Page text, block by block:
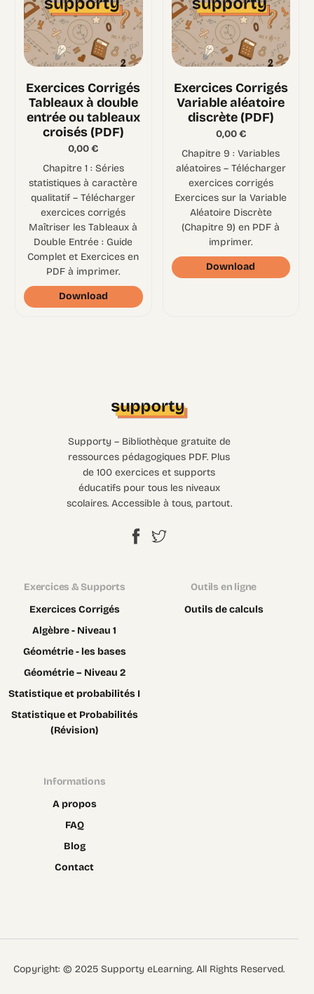
Exercices Corrigés
Tableaux à double
entrée ou tableaux
croisés (PDF)
0,00€
Chapitre 1 : Séries
statistiques à caractère
qualitatif – Télécharger
exercices corrigés
Maîtriser les Tableaux à
Double Entrée : Guide
Complet et Exercices en
PDF à imprimer.
Download
Exercices Corrigés
Variable aléatoire
discrète (PDF)
0,00€
Chapitre 9 : Variables
aléatoires – Télécharger
exercices corrigés
Exercices sur la Variable
Aléatoire Discrète
(Chapitre 9) en PDF à
imprimer.
Download
Supporty – Bibliothèque gratuite de
ressources pédagogiques PDF. Plus
de 100 exercices et supports
éducatifs pour tous les niveaux
scolaires. Accessible à tous, partout.
Exercices & Supports
Exercices Corrigés
Algèbre - Niveau 1
Géométrie - les bases
Géométrie – Niveau 2
Statistique et probabilités I
Statistique et Probabilités
(Révision)
Outils en ligne
Outils de calculs
Informations
A propos
FAQ
Blog
Contact
Copyright: © 2025 Supporty eLearning. All Rights Reserved.